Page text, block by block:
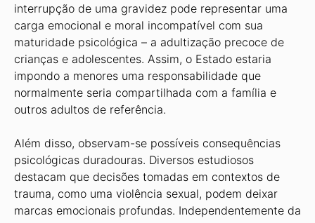
interrupção de uma gravidez pode representar uma
carga emocional e moral incompatível com sua
maturidade psicológica – a adultização precoce de
crianças e adolescentes. Assim, o Estado estaria
impondo a menores uma responsabilidade que
normalmente seria compartilhada com a família e
outros adultos de referência.
Além disso, observam-se possíveis consequências
psicológicas duradouras. Diversos estudiosos
destacam que decisões tomadas em contextos de
trauma, como uma violência sexual, podem deixar
marcas emocionais profundas. Independentemente da